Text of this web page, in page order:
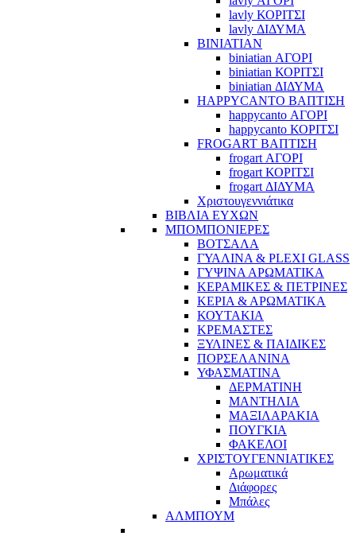
lavly ΚΟΡΙΤΣΙ
lavly ΔΙΔΥΜΑ
BINIATIAN
biniatian ΑΓΟΡΙ
biniatian ΚΟΡΙΤΣΙ
biniatian ΔΙΔΥΜΑ
HAPPYCANTO ΒΑΠΤΙΣΗ
happycanto ΑΓΟΡΙ
happycanto ΚΟΡΙΤΣΙ
FROGART ΒΑΠΤΙΣΗ
frogart ΑΓΟΡΙ
frogart ΚΟΡΙΤΣΙ
frogart ΔΙΔΥΜΑ
Χριστουγεννιάτικα
ΒΙΒΛΙΑ ΕΥΧΩΝ
ΜΠΟΜΠΟΝΙΕΡΕΣ
ΒΟΤΣΑΛΑ
ΓΥΑΛΙΝΑ & PLEXI GLASS
ΓΥΨΙΝΑ ΑΡΩΜΑΤΙΚΑ
ΚΕΡΑΜΙΚΕΣ & ΠΕΤΡΙΝΕΣ
ΚΕΡΙΑ & ΑΡΩΜΑΤΙΚΑ
ΚΟΥΤΑΚΙΑ
ΚΡΕΜΑΣΤΕΣ
ΞΥΛΙΝΕΣ & ΠΑΙΔΙΚΕΣ
ΠΟΡΣΕΛΑΝΙΝΑ
ΥΦΑΣΜΑΤΙΝA
ΔΕΡΜΑΤΙΝΗ
ΜΑΝΤΗΛΙΑ
ΜΑΞΙΛΑΡΑΚΙΑ
ΠΟΥΓΚΙΑ
ΦΑΚΕΛΟΙ
ΧΡΙΣΤΟΥΓΕΝΝΙΑΤΙΚΕΣ
Αρωματικά
Διάφορες
Μπάλες
ΑΛΜΠΟΥΜ